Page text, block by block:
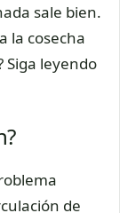
sale bien.
la cosecha
Siga leyendo
de